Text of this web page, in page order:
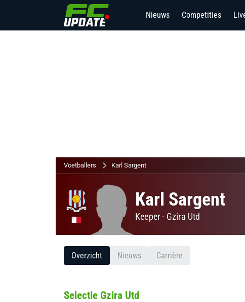
Nieuws Competities
Voetballers Karl Sargent
Karl Sargent
Keeper- Gzira Utd
Overzicht Nieuws Carrière
Selectie Gzira Utd